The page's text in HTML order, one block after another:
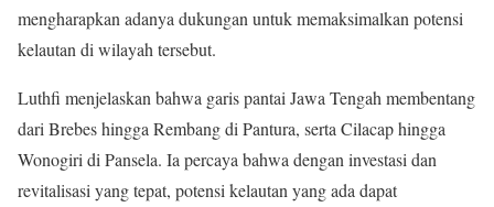
mengharapkan adanya dukungan untuk memaksimalkan potensi
kelautan di wilayah tersebut.
Luthfi menjelaskan bahwa garis pantai Jawa Tengah membentang
dari Brebes hingga Rembang di Pantura, serta Cilacap hingga
Wonogiri di Pansela. Ia percaya bahwa dengan investasi dan
revitalisasi yang tepat, potensi kelautan yang ada dapat